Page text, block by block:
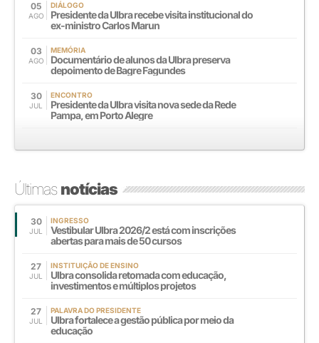
05
AGO
DIÁLOGO
Presidente da Ulbra recebe visita institucional do
ex-ministro Carlos Marun
03
AGO
MEMÓRIA
Documentário de alunos da Ulbra preserva
depoimento de Bagre Fagundes
30
JUL
ENCONTRO
Presidente da Ulbra visita nova sede da Rede
Pampa, em Porto Alegre
Últimasnotícias
30
JUL
INGRESSO
Vestibular Ulbra 2026/2 está com inscrições
abertas para mais de 50 cursos
27
JUL
INSTITUIÇÃO DE ENSINO
Ulbra consolida retomada com educação,
investimentos e múltiplos projetos
27
JUL
PALAVRA DO PRESIDENTE
Ulbra fortalece a gestão pública por meio da
educação